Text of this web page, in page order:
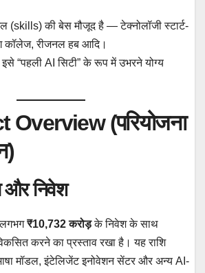
की बेस मौजूद है — टेक्नोलॉजी स्टार्ट-
कॉलेज, रीजनल हब आदि।
इसे “पहली AI सिटी” के रूप में उभरने योग्य
Overview (परियोजना
और निवेश
लगभग₹10,732 करोड़के निवेश के साथ
करने का प्रस्ताव रखा है। यह राशि
मॉडल, इंटेलिजेंट इनोवेशन सेंटर और अन्य AI-